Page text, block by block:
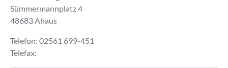
Sümmermannplatz 4
48683 Ahaus
Telefon: 02561 699-451
Telefax: